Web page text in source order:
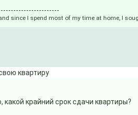
since I spend most of my time at home, I
квартиру
какой крайний срок сдачи квартиры?